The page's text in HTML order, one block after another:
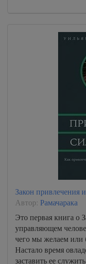
Закон привлечения
Автор: Рамачарака
Это первая книга о
управляющем
чего мы желаем или
Настало время
заставить ее